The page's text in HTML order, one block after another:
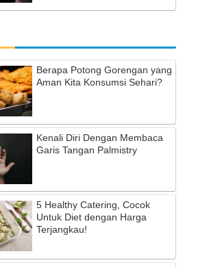
Berapa Potong Gorengan yang
Aman Kita Konsumsi Sehari?
Kenali Diri Dengan Membaca
Garis Tangan Palmistry
5 Healthy Catering, Cocok
Untuk Diet dengan Harga
Terjangkau!